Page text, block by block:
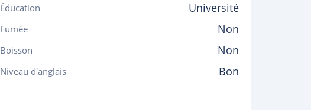
Éducation Université
Fumée Non
Boisson Non
Niveau d'anglais Bon